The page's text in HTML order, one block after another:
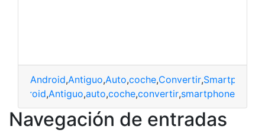
Android,Antiguo,Auto,coche,Convertir,Smartphone
Android,Antiguo,auto,coche,convertir,smartphone
Navegación de entradas